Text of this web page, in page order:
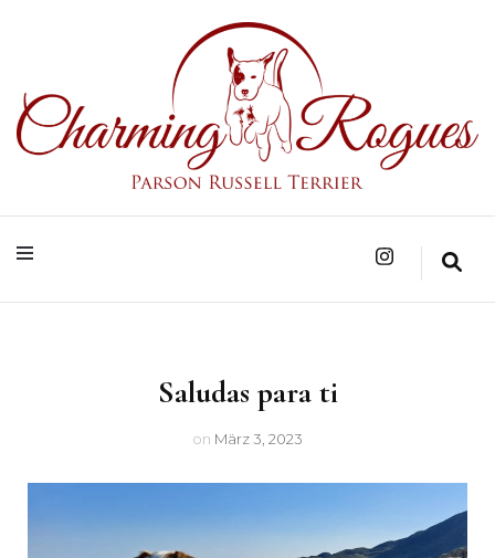
Charming Rogues
Saludas para ti
on März 3, 2023